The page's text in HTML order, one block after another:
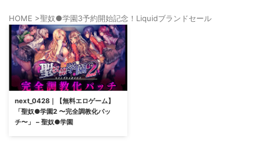
HOME >聖奴●学園3予約開始記念！Liquidブランドセール
next_0428｜【無料エロゲーム】
「聖奴●学園2 〜完全調教化パッ
チ〜」 – 聖奴●学園